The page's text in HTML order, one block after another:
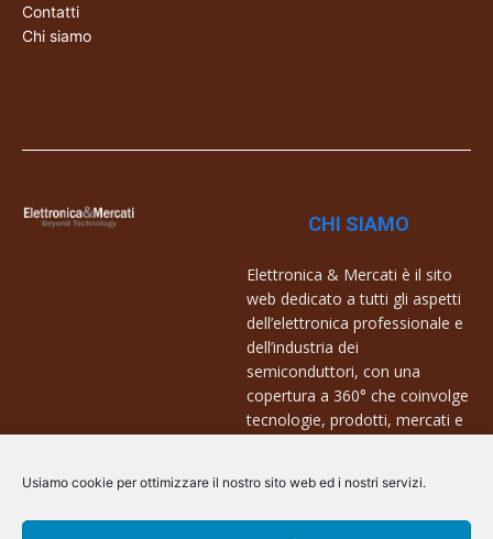
Usiamo cookie per ottimizzare il nostro sito web ed i nostri servizi.
Contatti
Chi siamo
CHI SIAMO
Elettronica & Mercati è il sito
web dedicato a tutti gli aspetti
dell’elettronica professionale e
dell’industria dei
semiconduttori, con una
copertura a 360° che coinvolge
tecnologie, prodotti, mercati e
Contatti:
info@arscommunication.it